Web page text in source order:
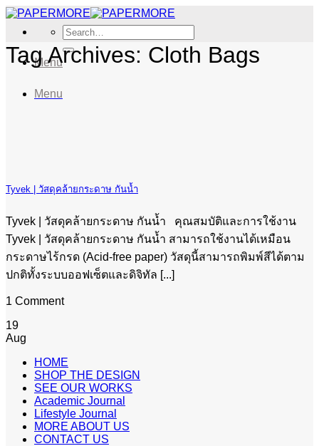
Skip
content
Search
for:
Menu
Menu
Tag Archives: Cloth Bags
Tyvek | วัสดุคล้ายกระดาษ กันน้ำ
Tyvek | วัสดุคล้ายกระดาษ กันน้ำ คุณสมบัติและการใช้งาน
Tyvek | วัสดุคล้ายกระดาษ กันน้ำ สามารถใช้งานได้เหมือน
กระดาษไร้กรด (Acid-free paper) วัสดุนี้สามารถพิมพ์สีได้ตาม
ปกติทั้งระบบออฟเซ็ตและดิจิทัล [...]
1 Comment
19
Aug
HOME
SHOP THE DESIGN
SEE OUR WORKS
Academic Journal
Lifestyle Journal
MORE ABOUT US
CONTACT US